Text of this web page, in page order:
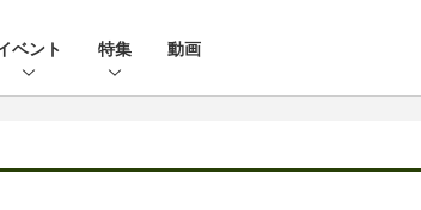
ベント 特集 動画